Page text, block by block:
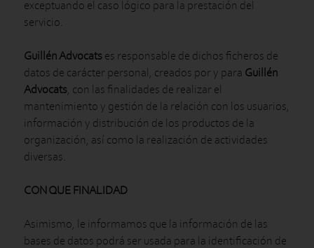
exceptuando el caso lógico para la prestación del
servicio.
Guillén Advocats es responsable de dichos ficheros de
datos de carácter personal, creados por y para Guillén
Advocats , con las finalidades de realizar el
mantenimiento y gestión de la relación con los usuarios,
información y distribución de los productos de la
organización, así como la realización de actividades
diversas.
CON QUE FINALIDAD
Asimismo, le informamos que la información de las
bases de datos podrá ser usada para la identificación de